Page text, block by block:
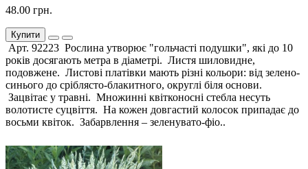
48.00 грн.
Купити
Арт. 92223 Рослина утворює "гольчасті подушки", які до 10
років досягають метра в діаметрі. Листя шиловидне,
подовжене. Листові платівки мають різні кольори: від зелено-
синього до сріблясто-блакитного, округлі біля основи.
Зацвітає у травні. Множинні квітконосні стебла несуть
волотисте суцвіття. На кожен довгастий колосок припадає до
восьми квіток. Забарвлення – зеленувато-фіо..